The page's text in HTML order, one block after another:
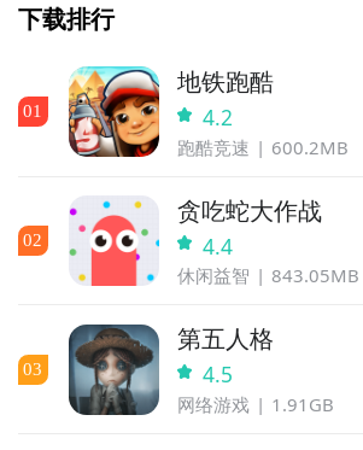
下载排行
01
地铁跑酷
4.2
跑酷竞速 600.2MB
02
贪吃蛇大作战
4.4
休闲益智 843.05MB
03
第五人格
4.5
网络游戏 1.91GB